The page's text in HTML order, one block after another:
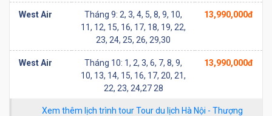
West Air
Tháng 9: 2, 3, 4, 5, 8, 9, 10,
11, 12, 15, 16, 17, 18, 19, 22,
23, 24, 25, 26, 29,30
13,990,000đ
West Air
Tháng 10: 1, 2, 3, 6, 7, 8, 9,
10, 13, 14, 15, 16, 17, 20, 21,
22, 23, 24,27 28
13,990,000đ
Xem thêm lịch trình tour Tour du lịch Hà Nội - Thượng